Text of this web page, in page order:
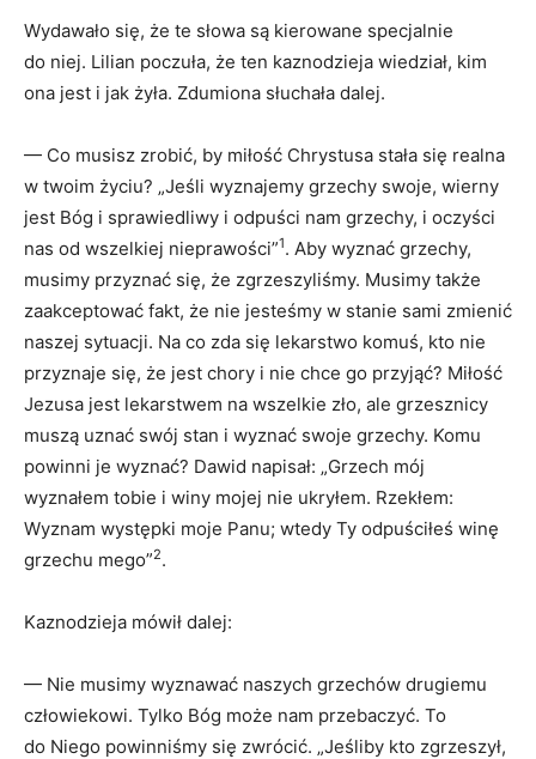
Wydawało się, że te słowa są kierowane specjalnie
do niej. Lilian poczuła, że ten kaznodzieja wiedział, kim
ona jest i jak żyła. Zdumiona słuchała dalej.
— Co musisz zrobić, by miłość Chrystusa stała się realna
w twoim życiu? „Jeśli wyznajemy grzechy swoje, wierny
jest Bóg i sprawiedliwy i odpuści nam grzechy, i oczyści
nas od wszelkiej nieprawości”1. Aby wyznać grzechy,
musimy przyznać się, że zgrzeszyliśmy. Musimy także
zaakceptować fakt, że nie jesteśmy w stanie sami zmienić
naszej sytuacji. Na co zda się lekarstwo komuś, kto nie
przyznaje się, że jest chory i nie chce go przyjąć? Miłość
Jezusa jest lekarstwem na wszelkie zło, ale grzesznicy
muszą uznać swój stan i wyznać swoje grzechy. Komu
powinni je wyznać? Dawid napisał: „Grzech mój
wyznałem tobie i winy mojej nie ukryłem. Rzekłem:
Wyznam występki moje Panu; wtedy Ty odpuściłeś winę
grzechu mego”2.
Kaznodzieja mówił dalej:
— Nie musimy wyznawać naszych grzechów drugiemu
człowiekowi. Tylko Bóg może nam przebaczyć. To
do Niego powinniśmy się zwrócić. „Jeśliby kto zgrzeszył,